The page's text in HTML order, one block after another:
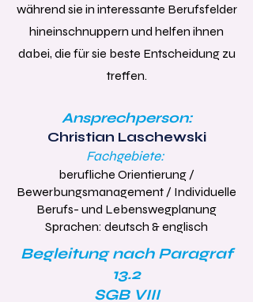
während sie in interessante Berufsfelder
hineinschnuppern und helfen ihnen
dabei, die für sie beste Entscheidung zu
treffen.
Ansprechperson:
Christian Laschewski
Fachgebiete:
berufliche Orientierung /
Bewerbungsmanagement / Individuelle
Berufs- und Lebenswegplanung
Sprachen: deutsch & englisch
Begleitung nach Paragraf
13.2
SGB VIII